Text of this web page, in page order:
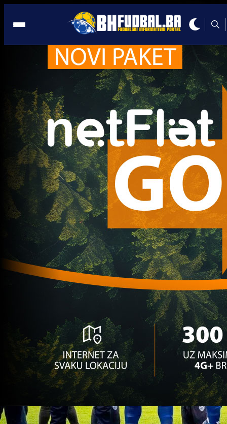
Laktaši
1. liga RS
Skandal u Laktašima: Fudbaler obolio od raka,
ga se odrekao!
1 godina 1 dan
Premijer liga BiH
Zrinjski doveo najboljeg napadača Prve lige
Republike Srpske